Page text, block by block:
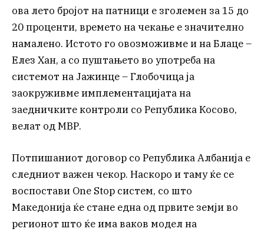
ова лето бројот на патници е зголемен за 15 до
20 проценти, времето на чекање е значително
намалено. Истото го овозможивме и на Блаце –
Елез Хан, а со пуштањето во употреба на
системот на Јажинце – Глобочица ја
заокруживме имплементацијата на
заедничките контроли со Република Косово,
велат од МВР.
Потпишаниот договор со Република Албанија е
следниот важен чекор. Наскоро и таму ќе се
воспостави One Stop систем, со што
Македонија ќе стане една од првите земји во
регионот што ќе има ваков модел на